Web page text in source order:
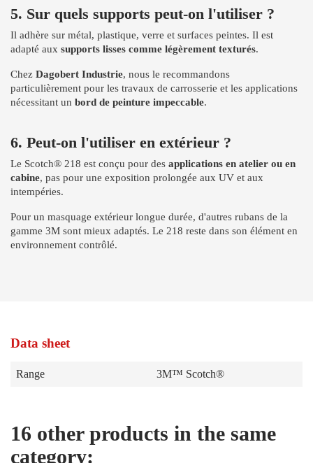
5. Sur quels supports peut-on l'utiliser ?
Il adhère sur métal, plastique, verre et surfaces peintes. Il est
adapté aux supports lisses comme légèrement texturés.
Chez Dagobert Industrie, nous le recommandons
particulièrement pour les travaux de carrosserie et les applications
nécessitant un bord de peinture impeccable.
6. Peut-on l'utiliser en extérieur ?
Le Scotch® 218 est conçu pour des applications en atelier ou en
cabine, pas pour une exposition prolongée aux UV et aux
intempéries.
Pour un masquage extérieur longue durée, d'autres rubans de la
gamme 3M sont mieux adaptés. Le 218 reste dans son élément en
environnement contrôlé.
Data sheet
Range 3M™ Scotch®
16 other products in the same
category: